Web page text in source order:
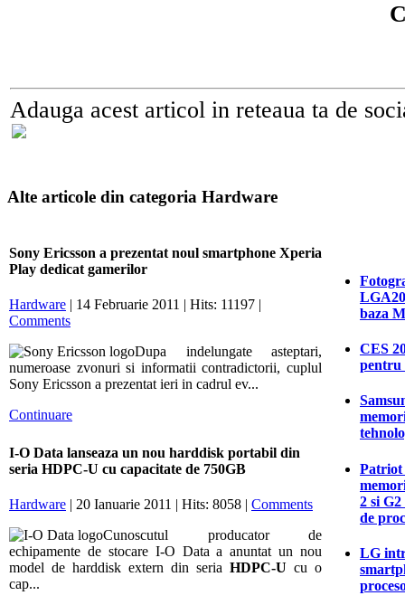
Adauga acest articol in reteaua ta de
Alte articole din categoria Hardware
Sony Ericsson a prezentat noul smartphone Xperia
Play dedicat gamerilor
Hardware | 14 Februarie 2011 | Hits: 11197 |
Comments
Dupa indelungate asteptari,
numeroase zvonuri si informatii contradictorii, cuplul
Sony Ericsson a prezentat ieri in cadrul ev...
Continuare
I-O Data lanseaza un nou harddisk portabil din
seria HDPC-U cu capacitate de 750GB
Hardware | 20 Ianuarie 2011 | Hits: 8058 | Comments
Cunoscutul producator de
echipamente de stocare I-O Data a anuntat un nou
model de harddisk extern din seria HDPC-U cu o
cap...
baza
CES
pentru
Patriot
2 si
de
LG